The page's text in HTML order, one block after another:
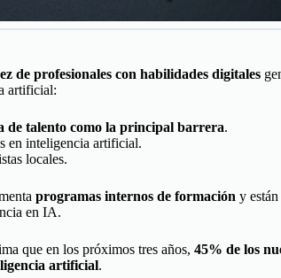
de profesionales con habilidades digitales
artificial:
de talento como la principal barrera.
en inteligencia artificial.
locales.
programas internos de formación y
en IA.
que en los próximos tres años, 45% de los
artificial.